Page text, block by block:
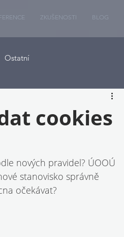
ZKUŠENOSTI BLOG
Ostatní
cookies
nových pravidel? ÚOOÚ
stanovisko správně
očekávat?